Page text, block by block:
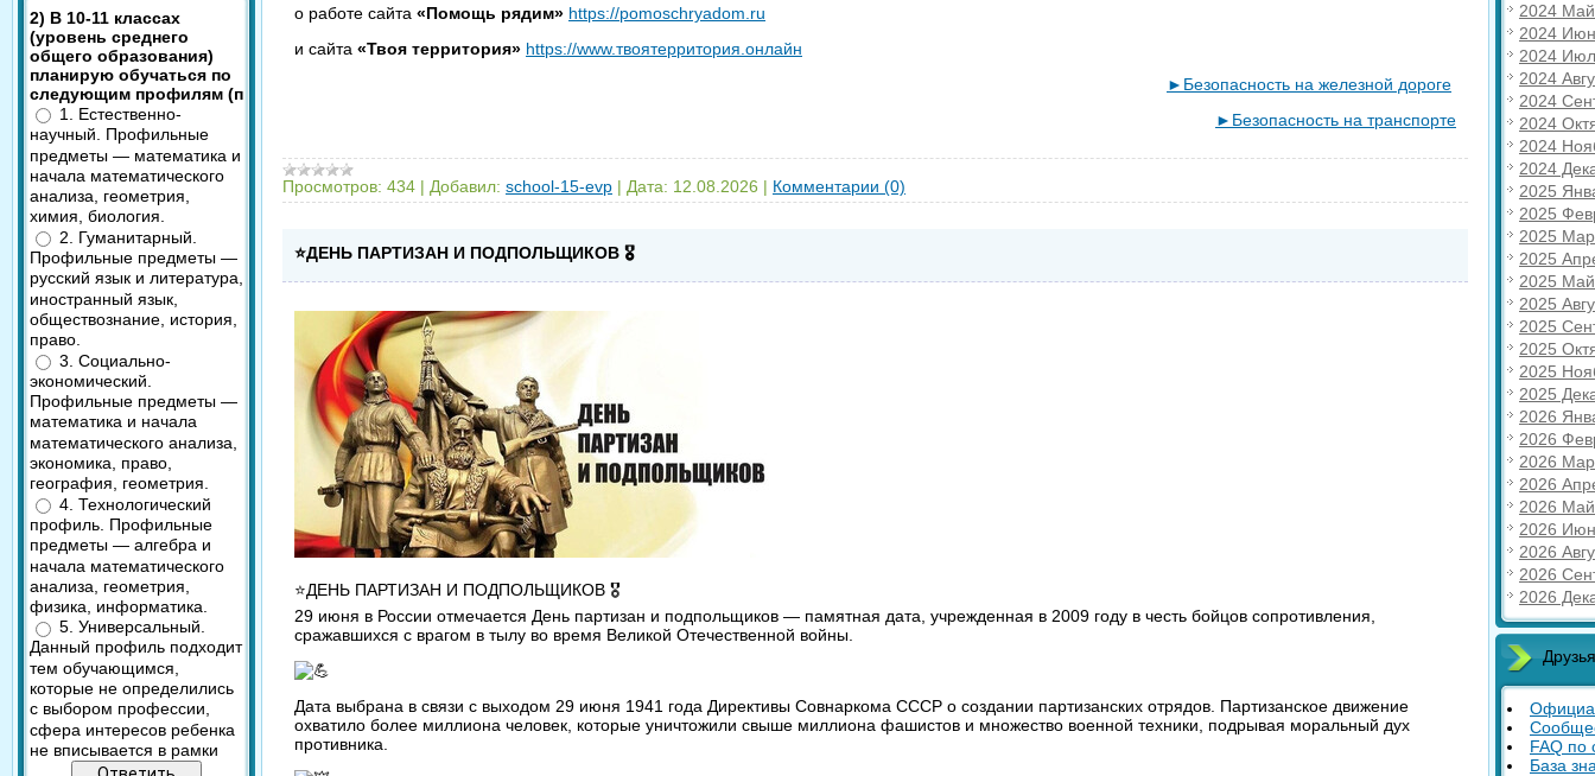
2) В 10-11 классах
(уровень среднего
общего образования)
планирую обучаться по
следующим профилям (п
1. Естественно-
научный. Профильные
предметы — математика и
начала математического
анализа, геометрия,
химия, биология.
2. Гуманитарный.
Профильные предметы —
русский язык и литература,
иностранный язык,
обществознание, история,
право.
3. Социально-
экономический.
Профильные предметы —
математика и начала
математического анализа,
экономика, право,
география, геометрия.
4. Технологический
профиль. Профильные
предметы — алгебра и
начала математического
анализа, геометрия,
физика, информатика.
5. Универсальный.
Данный профиль подходит
тем обучающимся,
которые не определились
с выбором профессии,
сфера интересов ребенка
не вписывается в рамки
о работе сайта «Помощь рядим» https://pomoschryadom.ru
и сайта «Твоя территория» https://www.твоятерритория.онлайн
►Безопасность на железной дороге
►Безопасность на транспорте
Просмотров: 434 | Добавил: school-15-evp | Дата: 12.08.2026 | Комментарии (0)
⭐ДЕНЬ ПАРТИЗАН И ПОДПОЛЬЩИКОВ 🎖
⭐ДЕНЬ ПАРТИЗАН И ПОДПОЛЬЩИКОВ 🎖
29 июня в России отмечается День партизан и подпольщиков — памятная дата, учрежденная в 2009 году в честь бойцов сопротивления,
сражавшихся с врагом в тылу во время Великой Отечественной войны.
Дата выбрана в связи с выходом 29 июня 1941 года Директивы Совнаркома СССР о создании партизанских отрядов. Партизанское движение
охватило более миллиона человек, которые уничтожили свыше миллиона фашистов и множество военной техники, подрывая моральный дух
противника.
2024 Май
2024
2024
2024
2024
2024
2024
2024
2025
2025
2025
2025
2025 Май
2025
2025
2025
2025
2025
2026
2026
2026
2026
2026 Май
2026
2026
2026
2026
FAQ по
База